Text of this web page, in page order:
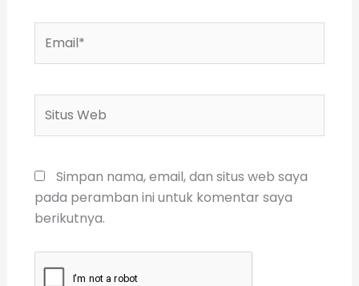
Web
Simpan nama, email, dan situs web saya
pada peramban ini untuk komentar saya
berikutnya.